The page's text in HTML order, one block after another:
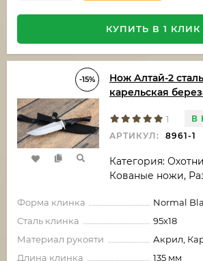
КУПИТЬ В 1 КЛИК
-15%
Нож Алтай-2
карельская
1
В
АРТИКУЛ:
8961-1
Категория:
Кованые ножи,
Форма клинка
Normal
Сталь клинка
95х18
Материал рукояти
Акрил,
Длина клинка
135 мм